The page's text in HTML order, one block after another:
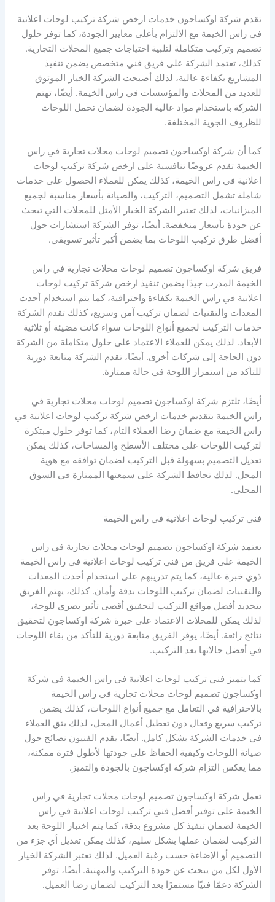
تقدم شركة اوكساجون خدمات ارخص شركة تركيب لوحات اعلانية
في راس الخيمة مع الالتزام بأعلى معايير الجودة، كما توفر حلول
تصميم وتركيب متكاملة لتلبية احتياجات جميع المحلات التجارية.
كذلك، تعتمد الشركة على فريق فني متخصص يضمن تنفيذ
المشاريع بكفاءة عالية، لذلك أصبحت الشركة الخيار الموثوق
للعديد من المحلات والمؤسسات في راس الخيمة. أيضًا، تهتم
الشركة باستخدام مواد عالية الجودة لضمان تحمل اللوحات
للظروف الجوية المختلفة.
كما أن شركة اوكساجون تصميم لوحات محلات تجارية في راس
الخيمة تقدم عروضًا تنافسية على ارخص شركة تركيب لوحات
اعلانية في راس الخيمة، كذلك يمكن للعملاء الحصول على خدمات
شاملة تشمل التصميم، التركيب، والصيانة بأسعار مناسبة لجميع
الميزانيات، لذلك تعتبر الشركة الخيار الأمثل للمحلات التي تبحث
عن جودة بأسعار منخفضة. أيضًا، توفر الشركة استشارات حول
أفضل طرق تركيب اللوحات بما يضمن أكبر تأثير تسويقي.
فريق شركة اوكساجون تصميم لوحات محلات تجارية في راس
الخيمة المدرب جيدًا يضمن تنفيذ ارخص شركة تركيب لوحات
اعلانية في راس الخيمة بكفاءة واحترافية، كما يتم استخدام أحدث
المعدات والتقنيات لضمان تركيب آمن وسريع، كذلك تقدم الشركة
خدمات التركيب لجميع أنواع اللوحات سواء كانت مضيئة أو ثلاثية
الأبعاد. لذلك يمكن للعملاء الاعتماد على حلول متكاملة من الشركة
دون الحاجة إلى شركات أخرى. أيضًا، تقدم الشركة متابعة دورية
للتأكد من استمرار اللوحة في حالة ممتازة.
أيضًا، تلتزم شركة اوكساجون تصميم لوحات محلات تجارية في
راس الخيمة بتقديم خدمات ارخص شركة تركيب لوحات اعلانية في
راس الخيمة مع ضمان رضا العملاء التام، كما توفر حلول مبتكرة
لتركيب اللوحات على مختلف الأسطح والمساحات، كذلك يمكن
تعديل التصميم بسهولة قبل التركيب لضمان توافقه مع هوية
المحل. لذلك تحافظ الشركة على سمعتها الممتازة في السوق
المحلي.
فني تركيب لوحات اعلانية في راس الخيمة
تعتمد شركة اوكساجون تصميم لوحات محلات تجارية في راس
الخيمة على فريق من فني تركيب لوحات اعلانية في راس الخيمة
ذوي خبرة عالية، كما يتم تدريبهم على استخدام أحدث المعدات
والتقنيات لضمان تركيب اللوحات بدقة وأمان. كذلك، يهتم الفريق
بتحديد أفضل مواقع التركيب لتحقيق أقصى تأثير بصري للوحة،
لذلك يمكن للمحلات الاعتماد على خبرة شركة اوكساجون لتحقيق
نتائج رائعة. أيضًا، يوفر الفريق متابعة دورية للتأكد من بقاء اللوحات
في أفضل حالاتها بعد التركيب.
كما يتميز فني تركيب لوحات اعلانية في راس الخيمة في شركة
اوكساجون تصميم لوحات محلات تجارية في راس الخيمة
بالاحترافية في التعامل مع جميع أنواع اللوحات، كذلك يضمن
تركيب سريع وفعال دون تعطيل أعمال المحل، لذلك يثق العملاء
في خدمات الشركة بشكل كامل. أيضًا، يقدم الفنيون نصائح حول
صيانة اللوحات وكيفية الحفاظ على جودتها لأطول فترة ممكنة،
مما يعكس التزام شركة اوكساجون بالجودة والتميز.
تعمل شركة اوكساجون تصميم لوحات محلات تجارية في راس
الخيمة على توفير أفضل فني تركيب لوحات اعلانية في راس
الخيمة لضمان تنفيذ كل مشروع بدقة، كما يتم اختبار اللوحة بعد
التركيب لضمان عملها بشكل سليم، كذلك يمكن تعديل أي جزء من
التصميم أو الإضاءة حسب رغبة العميل. لذلك تعتبر الشركة الخيار
الأول لكل من يبحث عن جودة التركيب والمهنية. أيضًا، توفر
الشركة دعمًا فنيًا مستمرًا بعد التركيب لضمان رضا العميل.